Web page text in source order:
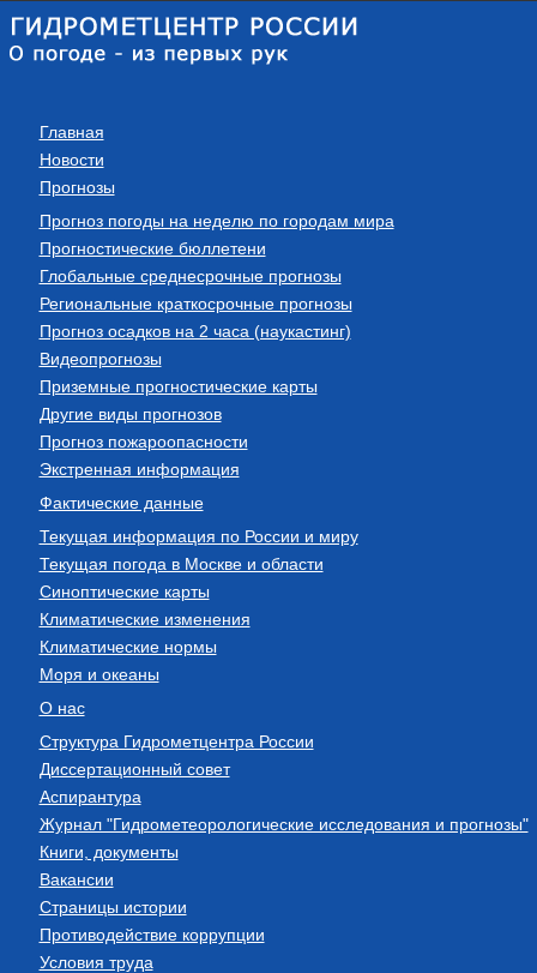
Главная
Новости
Прогнозы
Прогноз погоды на неделю по городам мира
Прогностические бюллетени
Глобальные среднесрочные прогнозы
Региональные краткосрочные прогнозы
Прогноз осадков на 2 часа (наукастинг)
Видеопрогнозы
Приземные прогностические карты
Другие виды прогнозов
Прогноз пожароопасности
Экстренная информация
Фактические данные
Текущая информация по России и миру
Текущая погода в Москве и области
Синоптические карты
Климатические изменения
Климатические нормы
Моря и океаны
О нас
Структура Гидрометцентра России
Диссертационный совет
Аспирантура
Журнал "Гидрометеорологические исследования и прогнозы"
Книги, документы
Вакансии
Страницы истории
Противодействие коррупции
Условия труда